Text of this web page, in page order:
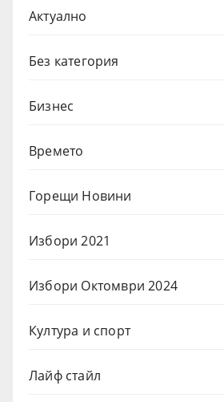
Актуално
Без категория
Бизнес
Времето
Горещи Новини
Избори 2021
Избори Октомври 2024
Култура и спорт
Лайф стайл